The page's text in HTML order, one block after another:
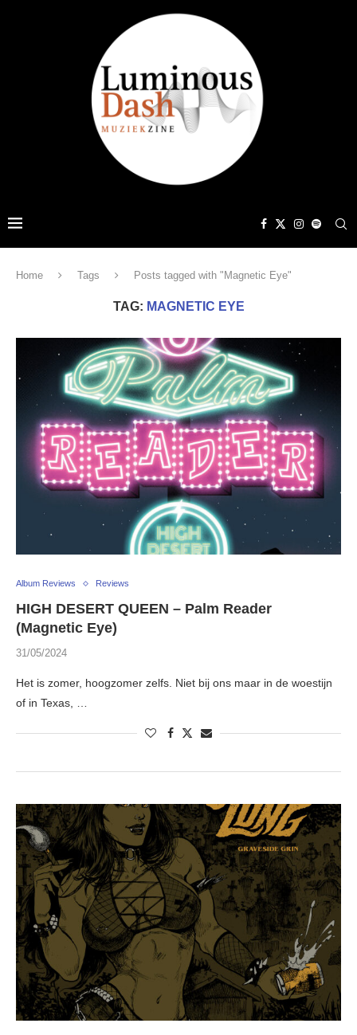
Home Tags Posts tagged with "Magnetic Eye"
TAG: MAGNETIC EYE
Album Reviews Reviews
HIGH DESERT QUEEN – Palm Reader
(Magnetic Eye)
31/05/2024
Het is zomer, hoogzomer zelfs. Niet bij ons maar in de woestijn
of in Texas, …